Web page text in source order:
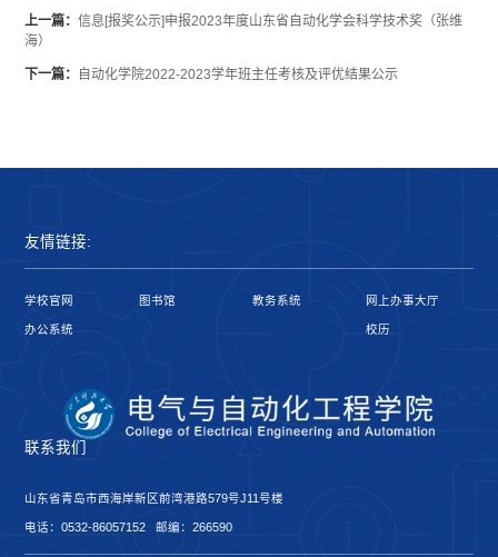
上一篇：信息[报奖公示]申报2023年度山东省自动化学会科学技术奖（张维
海）
下一篇： 自动化学院2022-2023学年班主任考核及评优结果公示
友情链接:
学校官网 图书馆 教务系统 网上办事大厅
办公系统 校历
联系我们
山东省青岛市西海岸新区前湾港路579号J11号楼
电话：0532-86057152 邮编：266590